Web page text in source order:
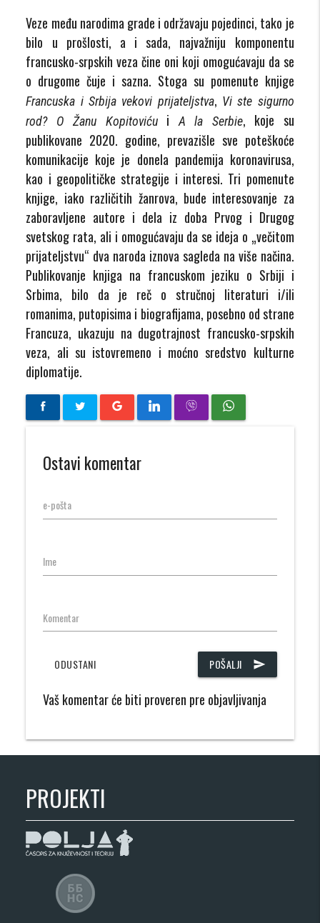
Veze među narodima grade i održavaju pojedinci, tako je
bilo u prošlosti, a i sada, najvažniju komponentu
francusko-srpskih veza čine oni koji omogućavaju da se
o drugome čuje i sazna. Stoga su pomenute knjige
Francuska i Srbija vekovi prijateljstva, Vi ste sigurno
rod?
O Žanu Kopitovićui A la Serbie, koje su
publikovane 2020. godine, prevazišle sve poteškoće
komunikacije koje je donela pandemija koronavirusa,
kao i geopolitičke strategije i interesi. Tri pomenute
knjige, iako različitih žanrova, bude interesovanje za
zaboravljene autore i dela iz doba Prvog i Drugog
svetskog rata, ali i omogućavaju da se ideja o „večitom
prijateljstvu“ dva naroda iznova sagleda na više načina.
Publikovanje knjiga na francuskom jeziku o Srbiji i
Srbima, bilo da je reč o stručnoj literaturi i/ili
romanima, putopisima i biografijama, posebno od strane
Francuza, ukazuju na dugotrajnost francusko-srpskih
veza, ali su istovremeno i moćno sredstvo kulturne
diplomatije.
Ostavi komentar
e-pošta
Ime
Komentar
POŠALJI send
ODUSTANI
Vaš komentar će biti proveren pre objavljivanja
PROJEKTI